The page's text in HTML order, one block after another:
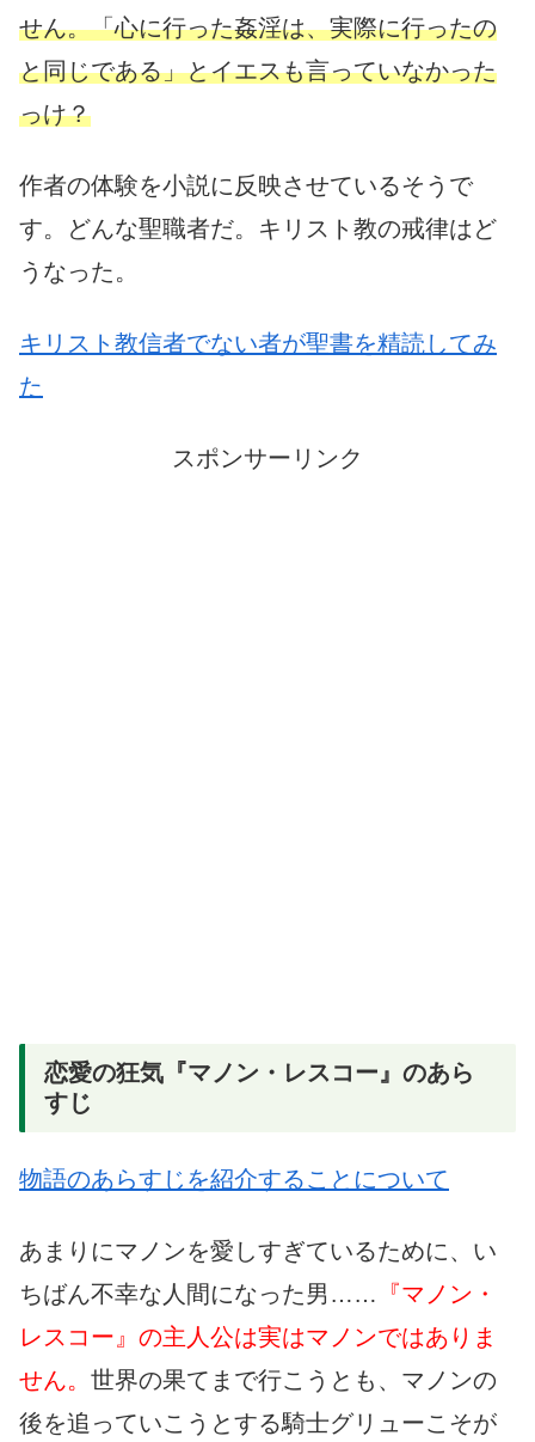
せん。「心に行った姦淫は、実際に行ったの
と同じである」とイエスも言っていなかった
っけ？
作者の体験を小説に反映させているそうで
す。どんな聖職者だ。キリスト教の戒律はど
うなった。
キリスト教信者でない者が聖書を精読してみ
た
スポンサーリンク
恋愛の狂気『マノン・レスコー』のあら
すじ
物語のあらすじを紹介することについて
あまりにマノンを愛しすぎているために、い
ちばん不幸な人間になった男…… 『マノン・
レスコー』の主人公は実はマノンではありま
せん。 世界の果てまで行こうとも、マノンの
後を追っていこうとする騎士グリューこそが